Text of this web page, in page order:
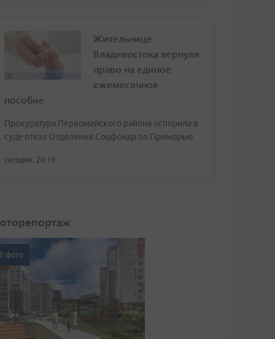
Жительнице
Владивостока вернули
право на единое
ежемесячное
пособие
Прокуратура Первомайского района оспорила в
суде отказ Отделения Соцфонда по Приморью
сегодня, 20:19
фото